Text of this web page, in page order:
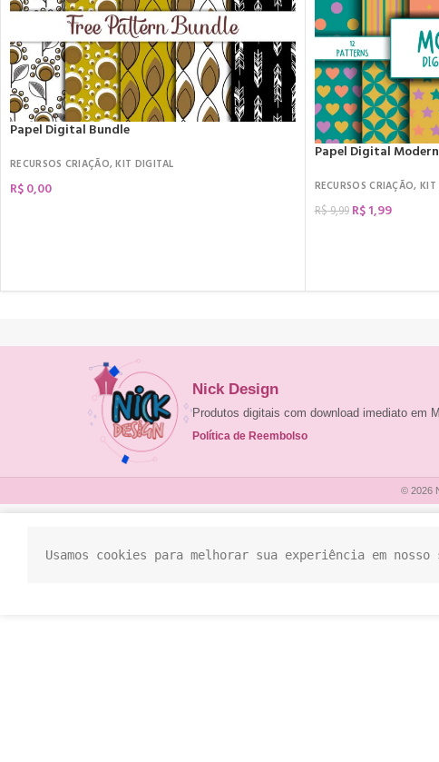
Papel Digital Bundle
RECURSOS CRIAÇÃO,KIT DIGITAL
R$0,00
Papel Digital
RECURSOS CRIAÇÃO, KIT
R$9,99 R$1,99
Nick Design
Produtos digitais com download imediato em
Política de Reembolso
© 2026
Usamos cookies para melhorar sua experiência em